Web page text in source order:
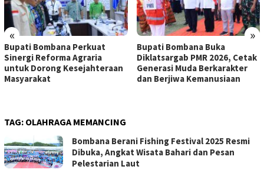
« »
Bupati Bombana Perkuat
Sinergi Reforma Agraria
untuk Dorong Kesejahteraan
Masyarakat
Bupati Bombana Buka
Diklatsargab PMR 2026, Cetak
Generasi Muda Berkarakter
dan Berjiwa Kemanusiaan
TAG: OLAHRAGA MEMANCING
Bombana Berani Fishing Festival 2025 Resmi
Dibuka, Angkat Wisata Bahari dan Pesan
Pelestarian Laut